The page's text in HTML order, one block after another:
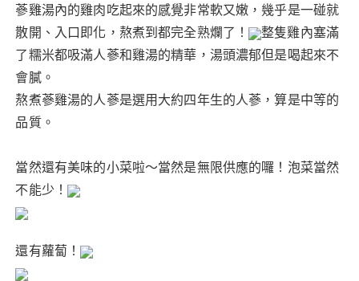
蔘雞湯內的雞肉吃起來的感覺非常軟又嫩，幾乎是一碰就
散開、入口即化，熬煮到都完全熟爛了！
整隻雞內塞滿
了糯米都吸滿人蔘和雞湯的精華，湯頭濃郁但是喝起來不
會膩。
熬煮蔘雞湯的人蔘是選用大約四年生的人蔘，算是中等的
品質。
當然還有美味的小菜啦～當然是無限供應的囉！泡菜當然
不能少！
還有蘿蔔！